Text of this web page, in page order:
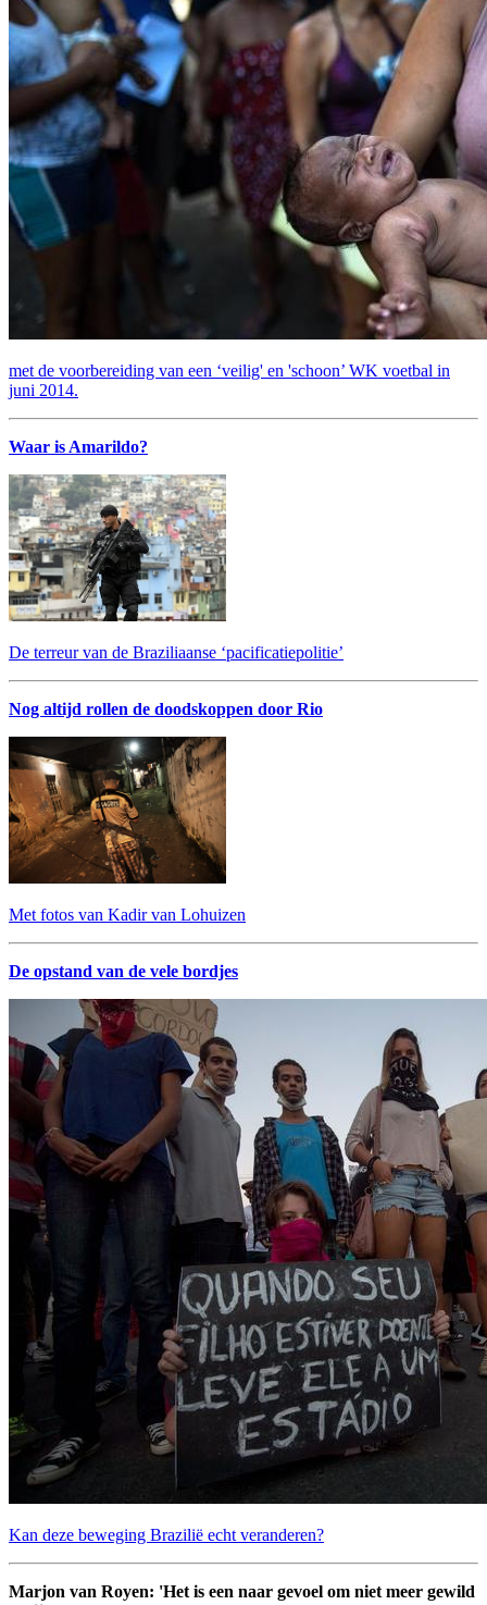
met de voorbereiding van een ‘veilig' en 'schoon’ WK voetbal in
juni 2014.
Waar is Amarildo?
De terreur van de Braziliaanse ‘pacificatiepolitie’
Nog altijd rollen de doodskoppen door Rio
Met fotos van Kadir van Lohuizen
De opstand van de vele bordjes
Kan deze beweging Brazilië echt veranderen?
Marjon van Royen: 'Het is een naar gevoel om niet meer gewild